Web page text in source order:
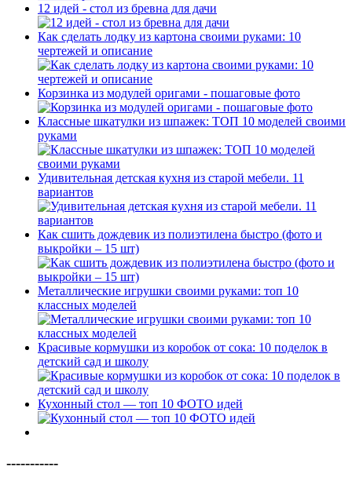
12 идей - стол из бревна для дачи
Как сделать лодку из картона своими руками: 10
чертежей и описание
Корзинка из модулей оригами - пошаговые фото
Классные шкатулки из шпажек: ТОП 10 моделей своими
руками
Удивительная детская кухня из старой мебели. 11
вариантов
Как сшить дождевик из полиэтилена быстро (фото и
выкройки – 15 шт)
Металлические игрушки своими руками: топ 10
классных моделей
Красивые кормушки из коробок от сока: 10 поделок в
детский сад и школу
Кухонный стол — топ 10 ФОТО идей
-----------